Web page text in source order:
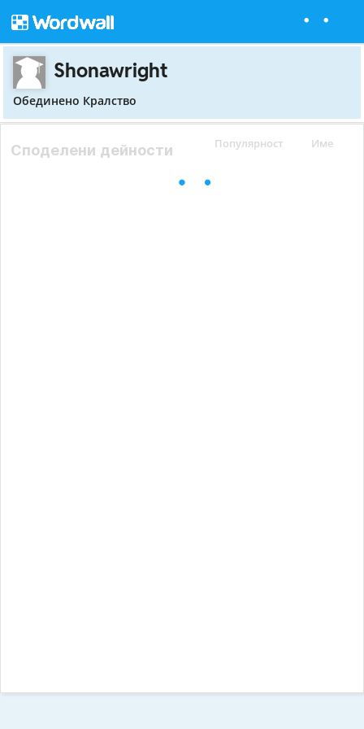
Shonawright
Обединено Кралство
Популярност Име
Споделени дейности